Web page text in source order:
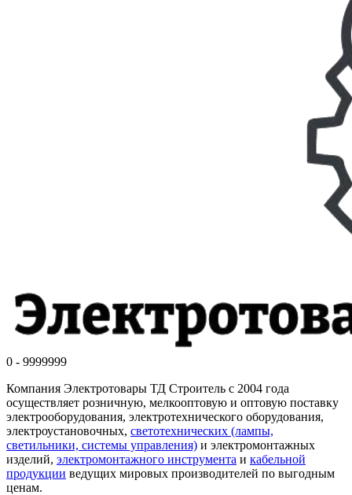
0 - 9999999
Компания Электротовары ТД Строитель с 2004 года
осуществляет розничную, мелкооптовую и оптовую поставку
электрооборудования, электротехнического оборудования,
электроустановочных, светотехнических (лампы,
светильники, системы управления) и электромонтажных
изделий, электромонтажного инструмента и кабельной
продукции ведущих мировых производителей по выгодным
ценам.